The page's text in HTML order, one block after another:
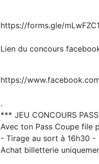
https://forms.gle/
Lien du concours
https://
.
*** JEU CONCOURS
Avec ton Pass Coupe file
- Tirage au sort à 16h30 -
Achat billetterie